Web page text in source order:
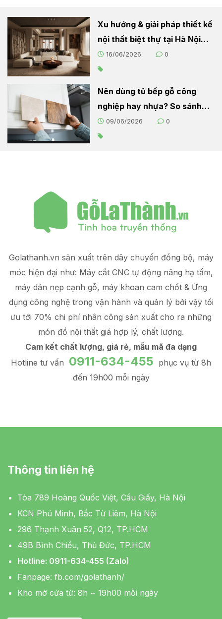
Xu hướng & giải pháp thiết kế
nội thất biệt thự tại Hà Nội
2026
16/06/2026 0
Nên dùng tủ bếp gỗ công
nghiệp hay nhựa? So sánh
chi tiết cho người nội trợ
09/06/2026 0
Golathanh.vn sản xuất trên dây chuyền đồng bộ, máy
móc hiện đại như: Máy cắt CNC tự động nâng hạ tấm,
máy dán nẹp cạnh gỗ, máy khoan cam chốt & Ứng
dụng công nghệ trong vận hành và quản lý bởi vậy tối
ưu tới 70% chi phí nhân công sản xuất cho ra những
món đồ nội thất giá hợp lý, chất lượng.
Cam kết chất lượng, giá rẻ, mẫu mã đa dạng
Hotline tư vấn 0911-634-455 phục vụ từ 8h
đến 19h00 mỗi ngày
Thông tin liên hệ
Tòa 789 Hoàng Quốc Việt, Cầu Giấy, Hà Nội
KCN Phú Minh, Bắc Từ Liêm, Hà Nội
296 Thạnh Xuân 52, Q12, TP.HCM
49B Bình Chiểu, Thủ Đức, TP.HCM
Hotline: 0911-634-455 (Zalo)
Fanpage: fb.com/golathanh/
Kho mở cửa từ: 8h ~ 19h00 mỗi ngày